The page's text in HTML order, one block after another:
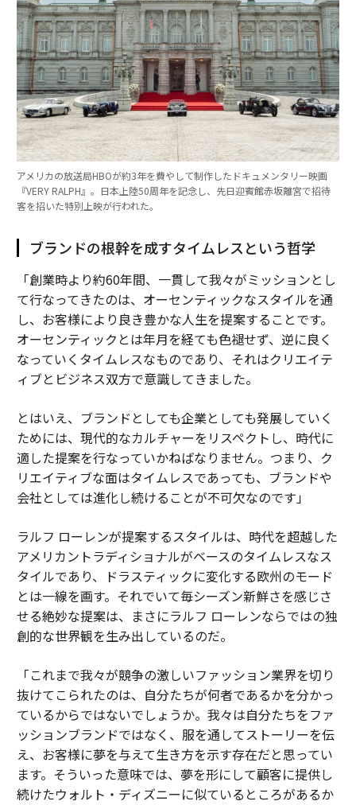
アメリカの放送局HBOが約3年を費やして制作したドキュメンタリー映画
『VERY RALPH』。日本上陸50周年を記念し、先日迎賓館赤坂離宮で招待
客を招いた特別上映が行われた。
ブランドの根幹を成すタイムレスという哲学
「創業時より約60年間、一貫して我々がミッションとし
て行なってきたのは、オーセンティックなスタイルを通
し、お客様により良き豊かな人生を提案することです。
オーセンティックとは年月を経ても色褪せず、逆に良く
なっていくタイムレスなものであり、それはクリエイテ
ィブとビジネス双方で意識してきました。
とはいえ、ブランドとしても企業としても発展していく
ためには、現代的なカルチャーをリスペクトし、時代に
適した提案を行なっていかねばなりません。つまり、ク
リエイティブな面はタイムレスであっても、ブランドや
会社としては進化し続けることが不可欠なのです」
ラルフ ローレンが提案するスタイルは、時代を超越した
アメリカントラディショナルがベースのタイムレスなス
タイルであり、ドラスティックに変化する欧州のモード
とは一線を画す。それでいて毎シーズン新鮮さを感じさ
せる絶妙な提案は、まさにラルフ ローレンならではの独
創的な世界観を生み出しているのだ。
「これまで我々が競争の激しいファッション業界を切り
抜けてこられたのは、自分たちが何者であるかを分かっ
ているからではないでしょうか。我々は自分たちをファ
ッションブランドではなく、服を通してストーリーを伝
え、お客様に夢を与えて生き方を示す存在だと思ってい
ます。そういった意味では、夢を形にして顧客に提供し
続けたウォルト・ディズニーに似ているところがあるか